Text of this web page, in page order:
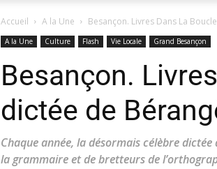
Accueil A la Une Besançon. Livres Dans La
A la Une Culture Flash Vie Locale Grand Besançon
Besançon.
dictée de
Chaque année, la désormais célèbre
la grammaire et de bretteurs de